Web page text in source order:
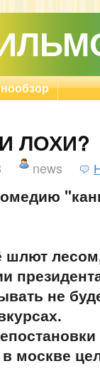
ЛОХИ?
news
шлют
не
москве